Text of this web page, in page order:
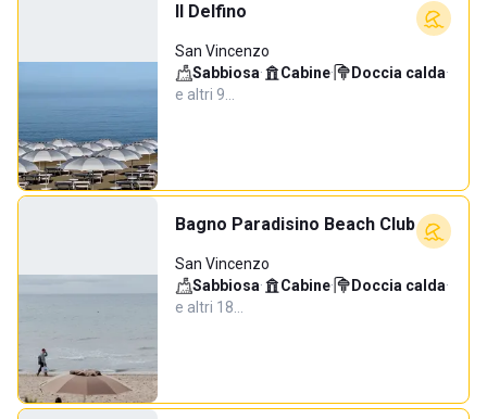
Il Delfino
San Vincenzo
Sabbiosa· Cabine· Doccia calda·
e altri 9…
Bagno Paradisino Beach Club
San Vincenzo
Sabbiosa· Cabine· Doccia calda·
e altri 18…